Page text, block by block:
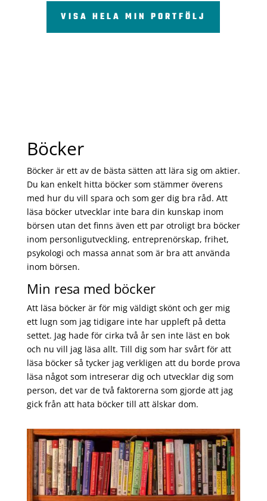
VISA HELA MIN PORTFÖLJ
Böcker
Böcker är ett av de bästa sätten att lära sig om aktier.
Du kan enkelt hitta böcker som stämmer överens
med hur du vill spara och som ger dig bra råd. Att
läsa böcker utvecklar inte bara din kunskap inom
börsen utan det finns även ett par otroligt bra böcker
inom personligutveckling, entreprenörskap, frihet,
psykologi och massa annat som är bra att använda
inom börsen.
Min resa med böcker
Att läsa böcker är för mig väldigt skönt och ger mig
ett lugn som jag tidigare inte har uppleft på detta
settet. Jag hade för cirka två år sen inte läst en bok
och nu vill jag läsa allt. Till dig som har svårt för att
läsa böcker så tycker jag verkligen att du borde prova
läsa något som intreserar dig och utvecklar dig som
person, det var de två faktorerna som gjorde att jag
gick från att hata böcker till att älskar dom.